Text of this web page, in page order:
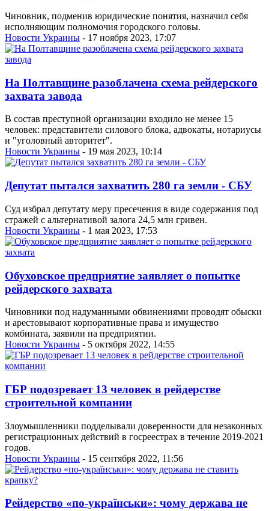
Чиновник, подменив юридические понятия, назначил себя
исполняющим полномочия городского головы.
Новости Украины - 17 ноября 2023, 17:07
На Полтавщине разоблачена схема рейдерского
захвата завода
В состав преступной организации входило не менее 15
человек: представители силового блока, адвокаты, нотариусы
и "уголовный авторитет".
Новости Украины - 19 мая 2023, 10:14
Депутат пытался захватить 280 га земли - СБУ
Суд избрал депутату меру пресечения в виде содержания под
стражей с альтернативой залога 24,5 млн гривен.
Новости Украины - 1 мая 2023, 17:53
Обуховское предприятие заявляет о попытке
рейдерского захвата
Чиновники под надуманными обвинениями проводят обыски
и арестовывают корпоративные права и имущество
комбината, заявили на предприятии.
Новости Украины - 5 октября 2022, 14:55
ГБР подозревает 13 человек в рейдерстве
строительной компании
Злоумышленники подделывали доверенности для незаконных
регистрационных действий в госреестрах в течение 2019-2021
годов.
Новости Украины - 15 сентября 2022, 11:56
Рейдерство «по-українськи»: чому держава не